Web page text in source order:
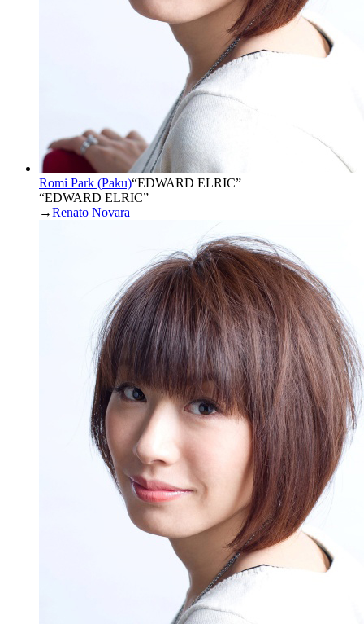
Romi Park (Paku)“EDWARD ELRIC”
“EDWARD ELRIC”
→Renato Novara